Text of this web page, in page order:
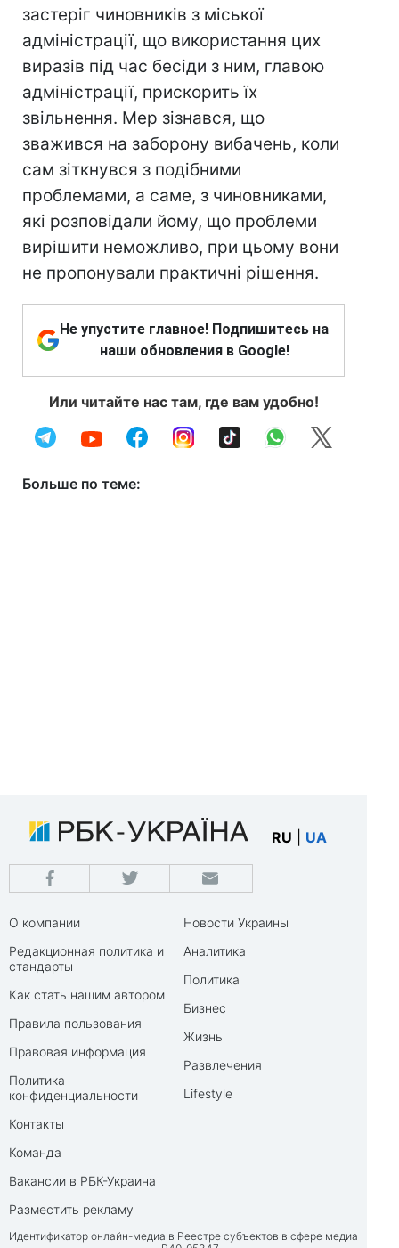
застеріг чиновників з міської
адміністрації, що використання цих
виразів під час бесіди з ним, главою
адміністрації, прискорить їх
звільнення. Мер зізнався, що
зважився на заборону вибачень, коли
сам зіткнувся з подібними
проблемами, а саме, з чиновниками,
які розповідали йому, що проблеми
вирішити неможливо, при цьому вони
не пропонували практичні рішення.
Не упустите главное! Подпишитесь на
наши обновления в Google!
Или читайте нас там, где вам удобно!
Больше по теме:
RU UA
О компании
Редакционная политика и
стандарты
Как стать нашим автором
Правила пользования
Правовая информация
Политика
конфиденциальности
Контакты
Команда
Вакансии в РБК-Украина
Разместить рекламу
Новости Украины
Аналитика
Политика
Бизнес
Жизнь
Развлечения
Lifestyle
Идентификатор онлайн-медиа в Реестре субъектов в сфере медиа